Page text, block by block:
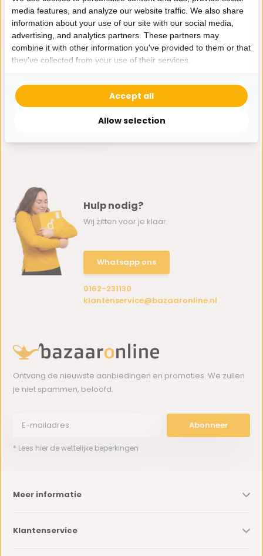
Eerder bekeken door jou
cm - Zwart
Hulp nodig?
Wij zitten voor je klaar.
Whatsapp ons
0162-231130
klantenservice@bazaaronline.nl
Ontvang de nieuwste aanbiedingen en promoties. We zullen
je niet spammen, beloofd.
Abonneer
* Lees hier de wettelijke beperkingen
Meer informatie
Klantenservice
media features, and analyze our website traffic. We also share
information about your use of our site with our social media,
advertising, and analytics partners. These partners may
combine it with other information you've provided to them or that
they've collected from your use of their services.
Allow selection
Accept all